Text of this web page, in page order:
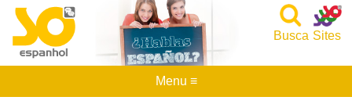
Sites
Busca